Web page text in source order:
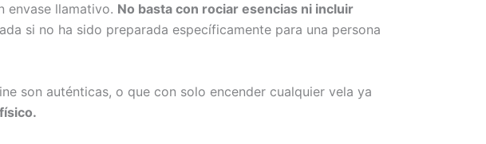
envase llamativo. No basta con rociar esencias ni incluir
si no ha sido preparada específicamente para una persona
son auténticas, o que con solo encender cualquier vela ya